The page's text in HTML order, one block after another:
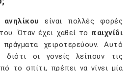
είναι πολλές φορές
Όταν έχει χαθεί το παιχνίδι
χειροτερεύουν. Αυτό
διότι οι γονείς λείπουν τις
το σπίτι, πρέπει να γίνει μία